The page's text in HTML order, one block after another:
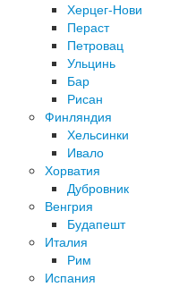
Херцег-Нови
Пераст
Петровац
Ульцинь
Бар
Рисан
Финляндия
Хельсинки
Ивало
Хорватия
Дубровник
Венгрия
Будапешт
Италия
Рим
Испания